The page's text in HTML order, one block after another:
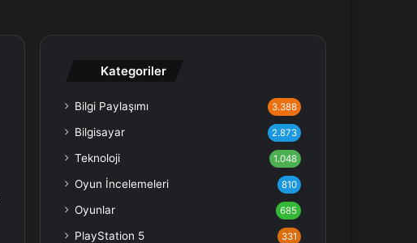
Kategoriler
Bilgi Paylaşımı 3.388
Bilgisayar 2.873
Teknoloji 1.048
Oyun İncelemeleri 810
Oyunlar 685
PlayStation 5 331